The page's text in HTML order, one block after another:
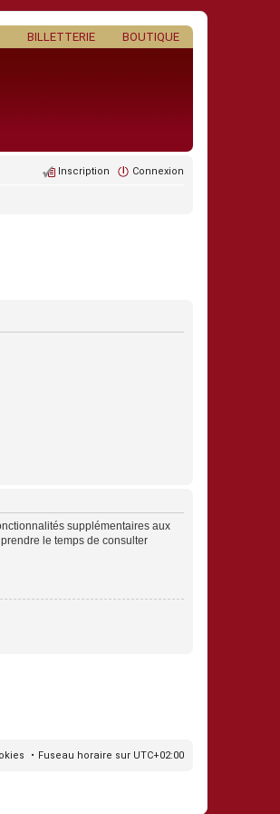
BOUTIQUE
BILLETTERIE
Connexion
Inscription
supplémentaires aux
le temps de consulter
Fuseau horaire sur UTC+02:00